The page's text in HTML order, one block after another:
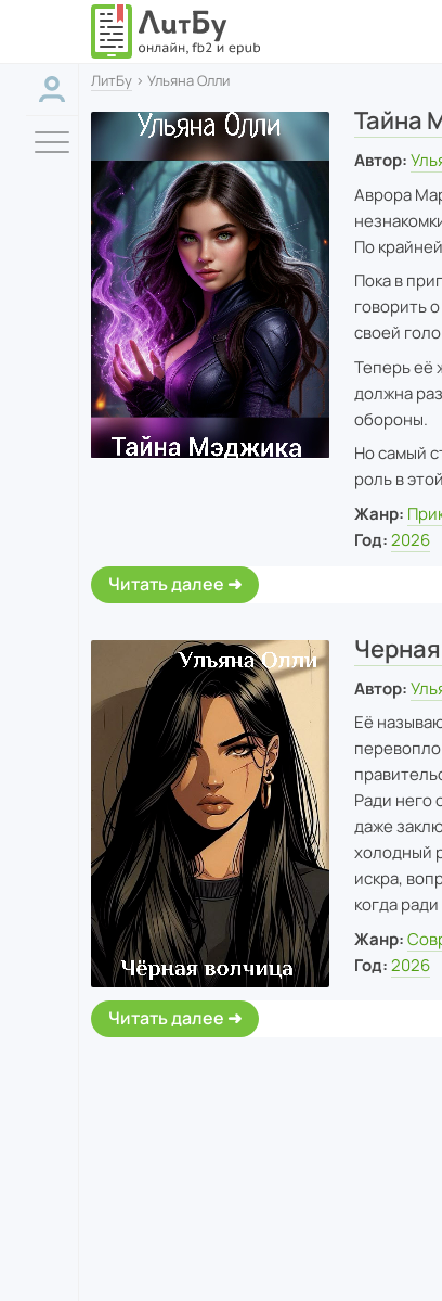
ЛитБу › Ульяна Олли
Тайна
Автор:
Аврора
По
Пока в
говорить
своей
Теперь её
должна
обороны.
Но самый
роль в
Жанр:
Год: 2026
Читать далее
Автор:
Её
Ради него
даже
холодный
искра,
когда
Жанр:
Год: 2026
Читать далее